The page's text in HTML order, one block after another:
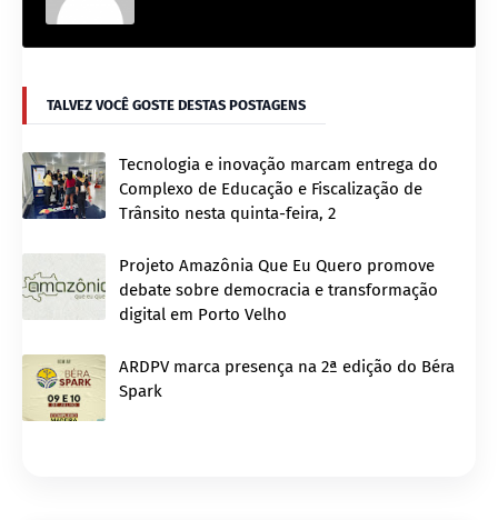
TALVEZ VOCÊ GOSTE DESTAS POSTAGENS
Tecnologia e inovação marcam entrega do
Complexo de Educação e Fiscalização de
Trânsito nesta quinta-feira, 2
Projeto Amazônia Que Eu Quero promove
debate sobre democracia e transformação
digital em Porto Velho
ARDPV marca presença na 2ª edição do Béra
Spark